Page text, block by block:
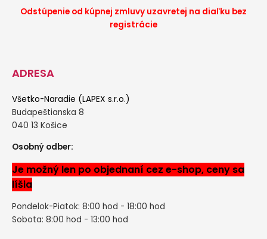
Odstúpenie od kúpnej zmluvy uzavretej na diaľku bez
registrácie
ADRESA
Všetko-Naradie (LAPEX s.r.o.)
Budapeštianska 8
040 13 Košice
Osobný odber:
Je možný len po objednaní cez e-shop, ceny sa
líšia
Pondelok-Piatok: 8:00 hod - 18:00 hod
Sobota: 8:00 hod - 13:00 hod